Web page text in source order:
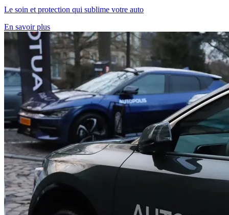
Le soin et protection qui sublime votre auto
En savoir plus